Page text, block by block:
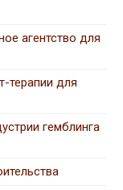
агентство для
терапии для
гемблинга